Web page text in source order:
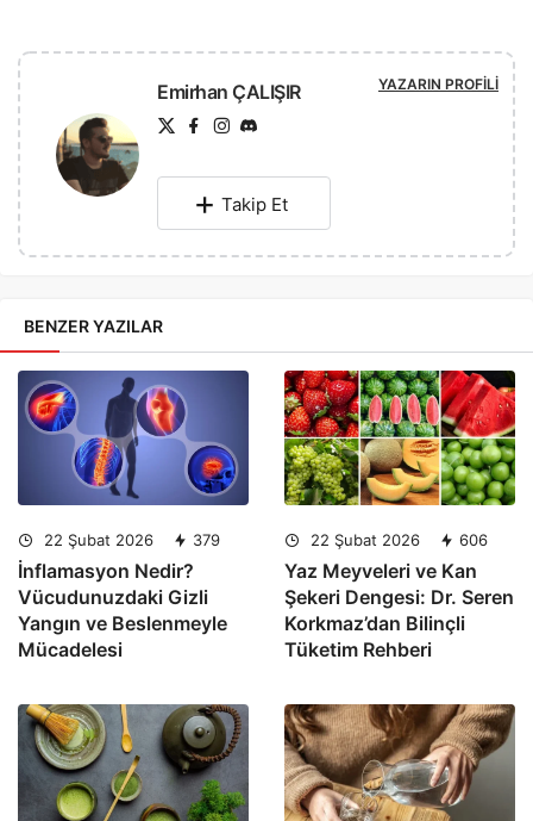
Emirhan ÇALIŞIR YAZARIN PROFILI
Takip Et
BENZER YAZILAR
22 Şubat 2026 379
İnflamasyon Nedir?
Vücudunuzdaki Gizli
Yangın ve Beslenmeyle
Mücadelesi
22 Şubat 2026 606
Yaz Meyveleri ve Kan
Şekeri Dengesi: Dr. Seren
Korkmaz’dan Bilinçli
Tüketim Rehberi